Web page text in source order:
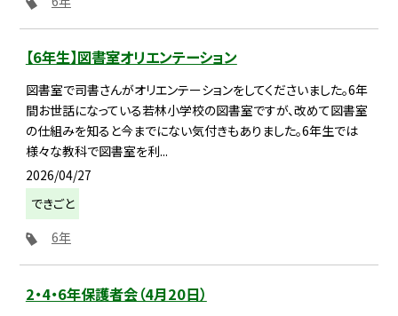
【6年生】図書室オリエンテーション
図書室で司書さんがオリエンテーションをしてくださいました。6年
間お世話になっている若林小学校の図書室ですが、改めて図書室
の仕組みを知ると今までにない気付きもありました。6年生では
様々な教科で図書室を利...
2026/04/27
できごと
6年
2・4・6年保護者会（4月20日）